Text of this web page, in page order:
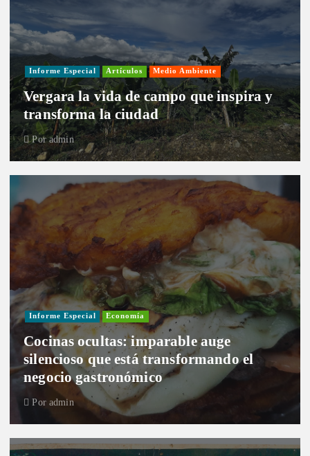
Informe Especial Artículos Medio Ambiente
Vergara la vida de campo que inspira y
transforma la ciudad
Poradmin
Informe Especial Economía
Cocinas ocultas: imparable auge
silencioso que está transformando el
negocio gastronómico
Por admin